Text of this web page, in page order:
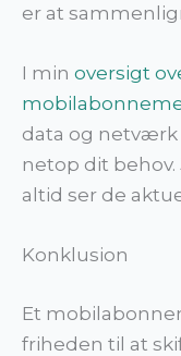
er at
I min oversigt
data og netværk
netop dit
altid ser de
Konklusion
Et
friheden til at